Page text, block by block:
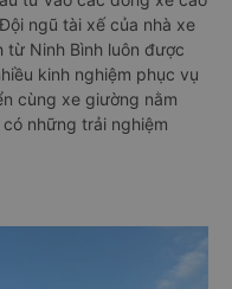
ngũ tài xế của nhà xe
từ Ninh Bình luôn được
kinh nghiệm phục vụ
cùng xe giường nằm
những trải nghiệm